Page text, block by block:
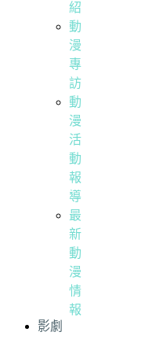
紹
動
漫
專
訪
動
漫
活
動
報
導
最
新
動
漫
情
報
影劇